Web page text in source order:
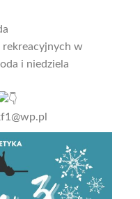
rekreacyjnych w
i niedziela